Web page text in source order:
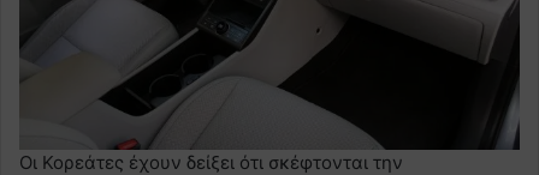
Οι Κορεάτες έχουν δείξει ότι σκέφτονται την